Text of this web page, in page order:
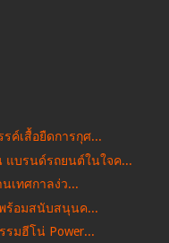
ค์เสื้อยืดการกุศ...
แบรนด์รถยนต์ในใจค...
เทศกาลง่ว...
ร้อมสนับสนุนค...
มฮีโน่ Power...